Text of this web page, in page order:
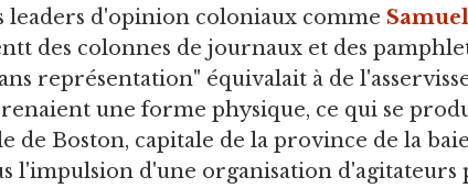
leaders d'opinion coloniaux comme
des colonnes de journaux et des
représentation" équivalait à de
une forme physique, ce qui se
de Boston, capitale de la province de la
l'impulsion d'une organisation d'agitateurs